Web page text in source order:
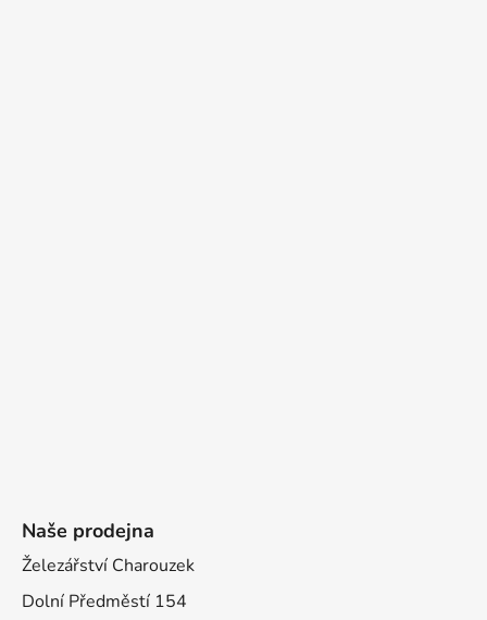
Naše prodejna
Železářství Charouzek
Dolní Předměstí 154